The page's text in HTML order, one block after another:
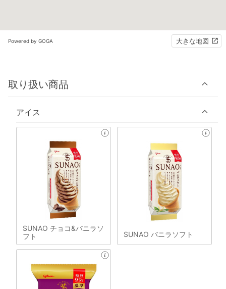
Powered by GOGA 大きな地図
取り扱い商品
アイス
SUNAO チョコ&バニラソ
フト
SUNAO バニラソフト